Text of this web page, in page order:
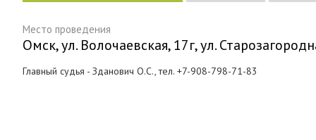
Место проведения
Омск, ул. Волочаевская, 17г, ул.
Главный судья - Зданович О.С., тел. +7-908-798-71-83